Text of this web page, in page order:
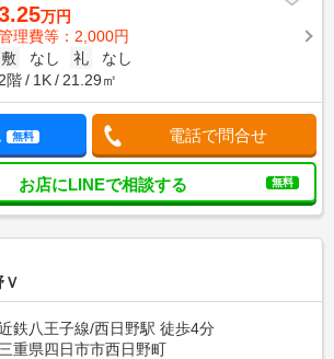
万円
理費等：2,000円
敷
なし 礼
なし
2階
1K 21.29㎡
無料 電話で問合せ
お店にLINEで相談する 無料
鉄八王子線/西日野駅 徒歩4分
三重県四日市市西日野町